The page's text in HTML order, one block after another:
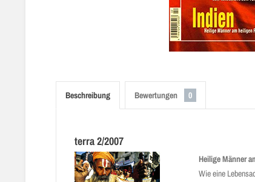
Beschreibung Bewertungen 0
terra 2/2007
Heilige Männer
Wie eine